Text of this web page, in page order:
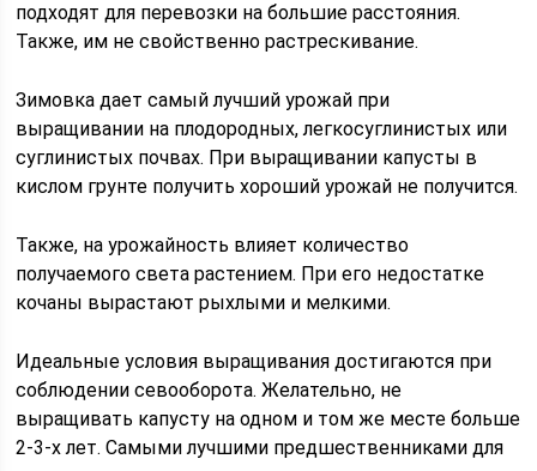
подходят для перевозки на большие расстояния.
Также, им не свойственно растрескивание.
Зимовка дает самый лучший урожай при
выращивании на плодородных, легкосуглинистых или
суглинистых почвах. При выращивании капусты в
кислом грунте получить хороший урожай не получится.
Также, на урожайность влияет количество
получаемого света растением. При его недостатке
кочаны вырастают рыхлыми и мелкими.
Идеальные условия выращивания достигаются при
соблюдении севооборота. Желательно, не
выращивать капусту на одном и том же месте больше
2-3-х лет. Самыми лучшими предшественниками для